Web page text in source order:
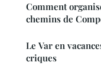
Comment
chemins de
Le Var en
criques